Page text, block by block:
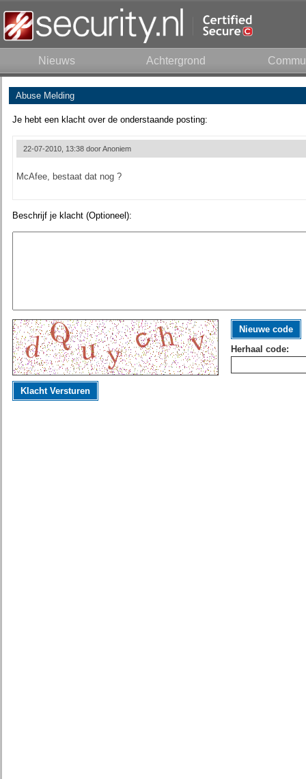
Nieuws Achtergrond
Abuse Melding
Je hebt een klacht over de onderstaande posting:
22-07-2010, 13:38 doorAnoniem
McAfee, bestaat dat nog ?
Beschrijf je klacht (Optioneel):
Nieuwe code
Herhaal code:
Klacht Versturen